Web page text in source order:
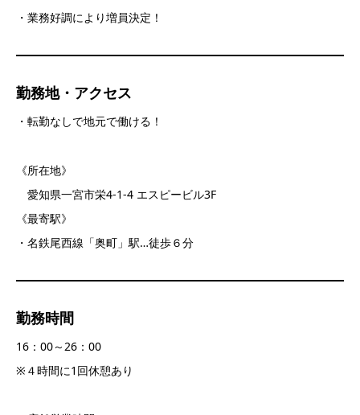
・業務好調により増員決定！
勤務地・アクセス
・転勤なしで地元で働ける！
《所在地》
愛知県一宮市栄4-1-4 エスピービル3F
《最寄駅》
・名鉄尾西線「奥町」駅…徒歩６分
勤務時間
16：00～26：00
※４時間に1回休憩あり